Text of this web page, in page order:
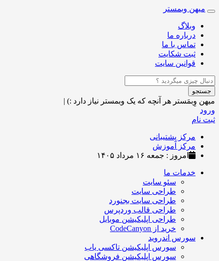
Toggle
navigation
میهن وبمستر
وبلاگ
درباره ما
تماس با ما
ثبت شکایت
قوانین سایت
جستجو
میهن وِبمَستر هر آنچه که یک وبمستر نیاز دارد :) |
ورود
ثبت نام
مرکز پشتیبانی
مرکز آموزش
امروز : جمعه ۱۶ مرداد ۱۴۰۵
خدمات ما
سئو سایت
طراحی سایت
طراحی سایت بجنورد
طراحی قالب وردپرس
طراحی اپلیکیشن موبایل
خرید از CodeCanyon
سورس اندروید
سورس اپلیکیشن تاکسی یاب
سورس اپلیکیشن فروشگاهی